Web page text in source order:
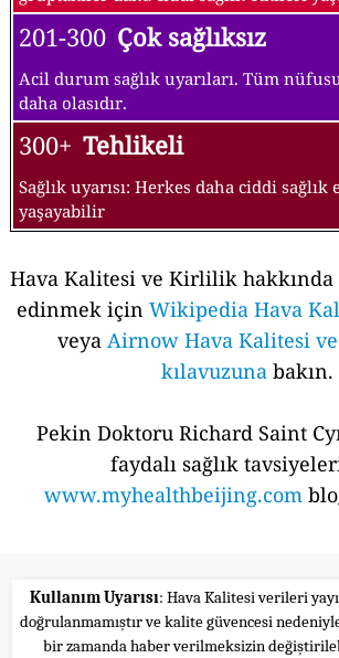
201-300 Çok sağlıksız
Acil durum sağlık uyarıları. Tüm
daha olasıdır.
300+ Tehlikeli
Sağlık uyarısı: Herkes daha ciddi
yaşayabilir
Hava Kalitesi ve Kirlilik
edinmek için Wikipedia Hava
veya Airnow Hava Kalitesi ve
kılavuzuna bakın.
Pekin Doktoru Richard Saint
faydalı sağlık
www.myhealthbeijing.com
Kullanım Uyarısı: Hava Kalitesi verileri
doğrulanmamıştır ve kalite güvencesi
bir zamanda haber verilmeksizin